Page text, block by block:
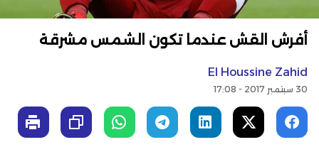
أفرش القش عندما تكون الشمس مشرقة
El Houssine Zahid
30 سبتمبر 2017 - 17:08